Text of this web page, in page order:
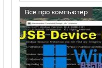
Все про компьютер